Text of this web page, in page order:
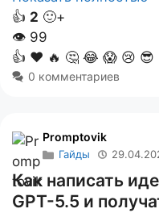
👍 2 🙂+
👁 99
👍 ❤️ 🔥 🤔 😂 😱 😢 😎
0 комментариев
Promptovik
Гайды
Как написать
GPT-5.5 и